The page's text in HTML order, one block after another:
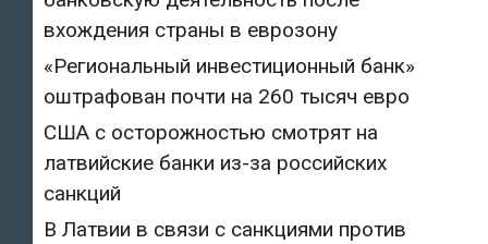
вхождения страны в еврозону
«Региональный инвестиционный банк»
оштрафован почти на 260 тысяч евро
США с осторожностью смотрят на
латвийские банки из-за российских
санкций
В Латвии в связи с санкциями против